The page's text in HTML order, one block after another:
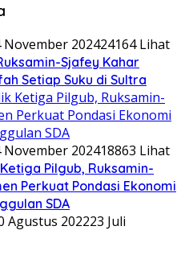
November 202424164 Lihat
Sjafey Kahar
Setiap Suku di Sultra
November 202418863 Lihat
Pilgub, Ruksamin-
Perkuat Pondasi Ekonomi
SDA
Agustus 202223 Juli